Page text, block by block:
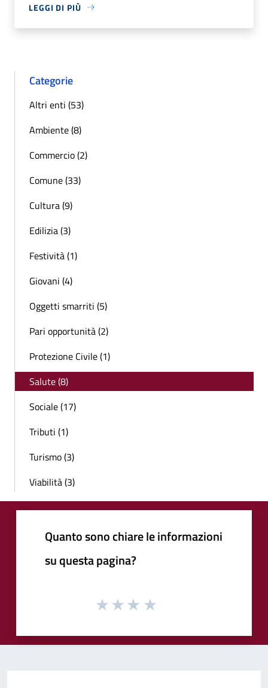
LEGGI DI PIÙ
Categorie
Altri enti (53)
Ambiente (8)
Commercio (2)
Comune (33)
Cultura (9)
Edilizia (3)
Festività (1)
Giovani (4)
Oggetti smarriti (5)
Pari opportunità (2)
Protezione Civile (1)
Salute (8)
Sociale (17)
Tributi (1)
Turismo (3)
Viabilità (3)
Quanto sono chiare le informazioni
su questa pagina?